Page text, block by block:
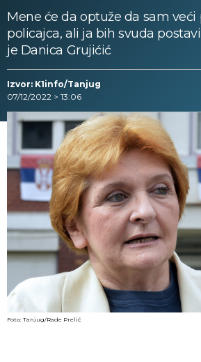
Mene će da optuže da sam veći
policajca, ali ja bih svuda
je Danica Grujićić
Izvor: K1info/Tanjug
07/12/2022 > 13:06
Foto: Tanjug/Rade Prelić